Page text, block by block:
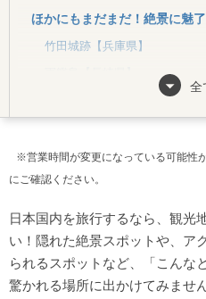
ほかにもまだまだ！絶景に魅
竹田城跡【兵庫県】
にこ淵【高知県】
白川郷の合掌造り【岐阜県】
おにゅう峠【滋賀県】
小笠原諸島【東京都】
仏ヶ浦【青森県】
全
※営業時間が変更になっている可能性
にご確認ください。
日本国内を旅行するなら、観光
い！隠れた絶景スポットや、ア
られるスポットなど、「こんな
驚かれる場所に出かけてみませ